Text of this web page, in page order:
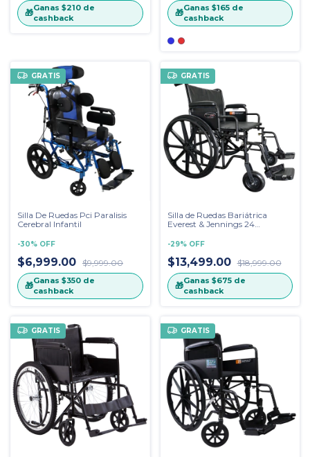
🎁Ganas $210 de
cashback
🎁Ganas $165de
cashback
GRATIS
Silla De Ruedas Pci Paralisis
Cerebral Infantil
-30% OFF
$6,999.00 $9,999.00
🎁Ganas $350 de
cashback
GRATIS
Silla de Ruedas Bariátrica
Everest & Jennings 24
-29% OFF
$13,499.00 $18,999.00
🎁Ganas $675de
cashback
GRATIS GRATIS